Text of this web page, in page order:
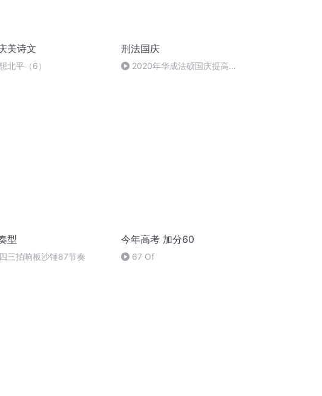
美诗文
北平（6）
刑法国庆
2020年华成法硕国庆提高班
型
四三拍响板沙锤87节奏
今年高考 加分60
67 Of